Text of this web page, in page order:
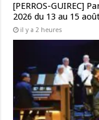
[PERROS-GUIREC]
2026 du 13 au 15
il y a 2 heures